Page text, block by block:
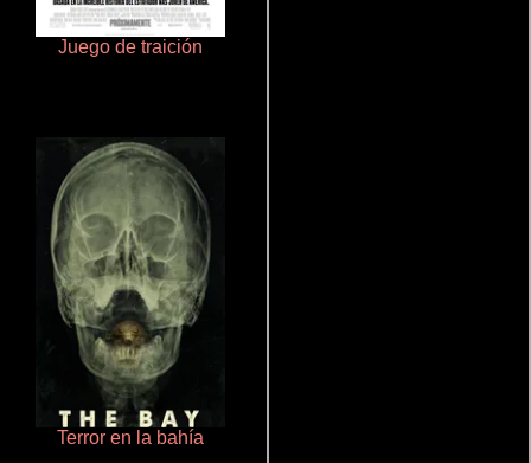
Juego de traición
Terror en la bahía